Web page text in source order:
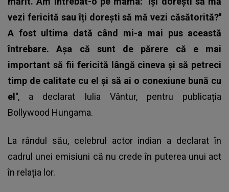
vezi fericită sau îți dorești să mă vezi căsătorită?''
A fost ultima dată când mi-a mai pus această
întrebare. Așa că sunt de părere că e mai
important să fii fericită lângă cineva și să petreci
timp de calitate cu el și să ai o conexiune bună cu
el'', a declarat Iulia Vântur, pentru publicația
Bollywood Hungama.
La rândul său, celebrul actor indian a declarat în
cadrul unei emisiuni că nu crede în puterea unui act
în relația lor.